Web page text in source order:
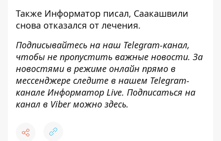
Также Информатор писал, Саакашвили
снова отказался от лечения.
Подписывайтесь на наш Telegram-канал,
чтобы не пропустить важные новости. За
новостями в режиме онлайн прямо в
мессенджере следите в нашем Telegram-
канале Информатор Live. Подписаться на
канал в Viber можно здесь.